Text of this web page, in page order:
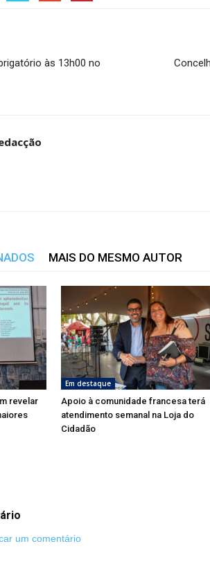
às 13h00 no
MAIS DO MESMO AUTOR
revelar
Em destaque
Apoio à comunidade francesa terá
atendimento semanal na Loja do
Cidadão
um comentário